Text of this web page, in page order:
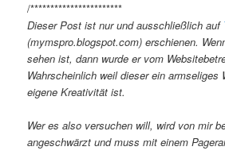
/***********************
Dieser Post ist nur und ausschließlich auf
(mymspro.blogspot.com) erschienen.
sehen ist, dann wurde er vom
Wahrscheinlich weil dieser ein armseliges
eigene Kreativität ist.
Wer es also versuchen will, wird von mir
angeschwärzt und muss mit einem